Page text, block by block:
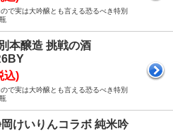
で実は大吟醸とも言える恐るべき特別
本醸造 挑戦の酒
込)
で実は大吟醸とも言える恐るべき特別
けいりんコラボ 純米吟